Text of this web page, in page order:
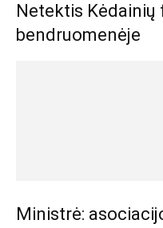
Netektis Kėdainių
bendruomenėje
Ministrė: